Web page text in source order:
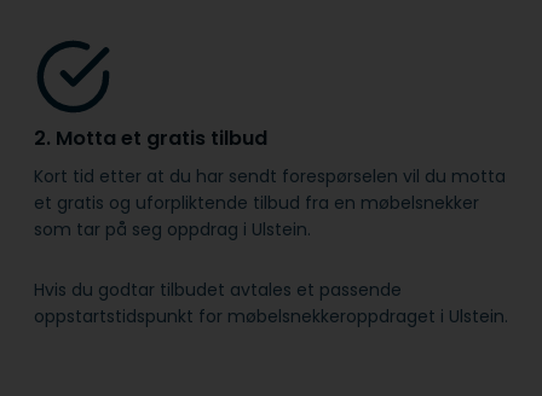
2. Motta et gratis tilbud
Kort tid etter at du har sendt forespørselen vil du motta
et gratis og uforpliktende tilbud fra en møbelsnekker
som tar på seg oppdrag i Ulstein.
Hvis du godtar tilbudet avtales et passende
oppstartstidspunkt for møbelsnekkeroppdraget i Ulstein.